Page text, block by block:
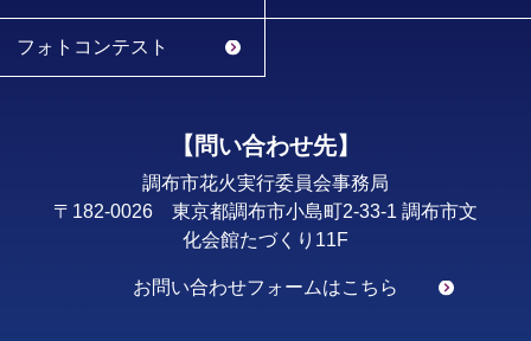
フォトコンテスト
【問い合わせ先】
調布市花火実行委員会事務局
〒182-0026 東京都調布市小島町2-33-1 調布市文
化会館たづくり11F
お問い合わせフォームはこちら